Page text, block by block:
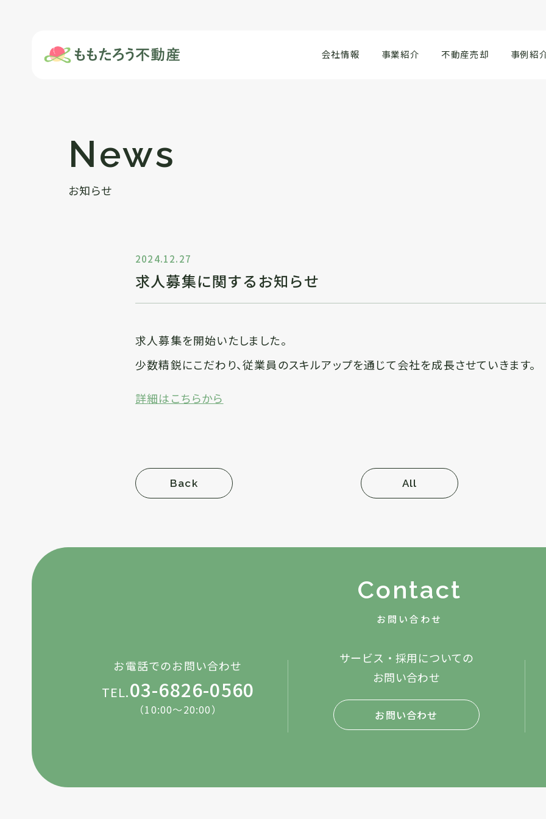
アパート・マンションの売却・ももたろう不動産
会社情報 事業紹介 不動産売却 事例紹
News
お知らせ
2024.12.27
求人募集に関するお知らせ
求人募集を開始いたしました。
少数精鋭にこだわり、従業員のスキルアップを通じて会社を成長させていきます。
詳細はこちらから
Back All
Contact
お問い合わせ
お電話でのお問い合わせ
TEL.03-6826-0560
（10:00～20:00）
サービス・採用についての
お問い合わせ
お問い合わせ